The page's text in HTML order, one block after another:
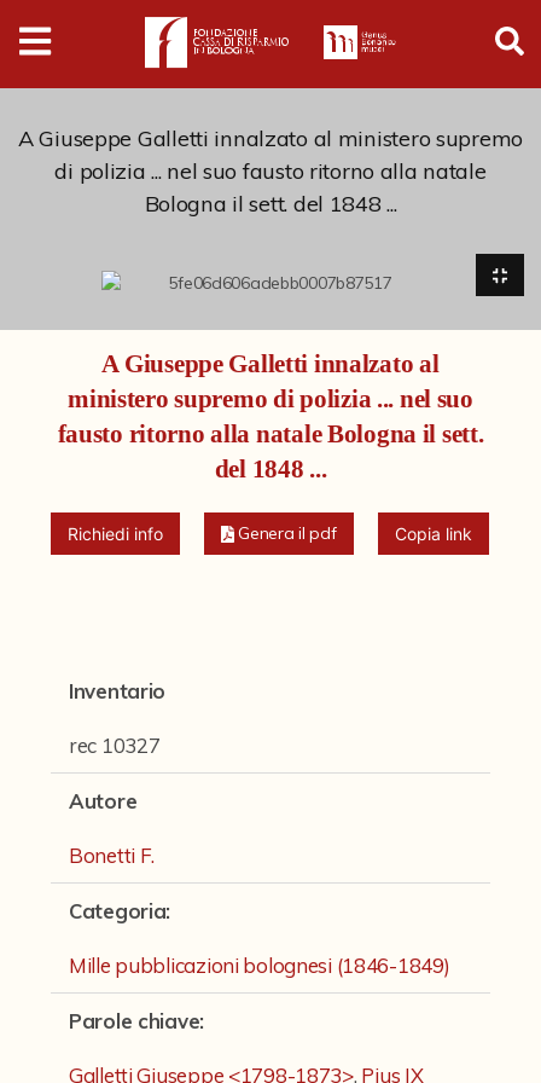
Digital
Humanities
Donazioni
Collezioni
Arti Applicate
Cataloghi storici
Collezione Matteuzzi
Fondo doc. Cinti
Fondo Alfredo Testoni
Mille pubblicazioni bolognesi (1846-1849)
Fondi Fotografici
Fotografia e Nuovi Media
Manoscritti
A Giuseppe Galletti innalzato al ministero supremo
di polizia ... nel suo fausto ritorno alla natale
Bologna il sett. del 1848 ...
A Giuseppe Galletti innalzato al
ministero supremo di polizia ... nel suo
fausto ritorno alla natale Bologna il sett.
del 1848 ...
Richiedi info Genera il pdf Copia link
Inventario
rec 10327
Autore
Bonetti F.
Categoria:
Mille pubblicazioni bolognesi (1846-1849)
Parole chiave:
Galletti Giuseppe <1798-1873>, Pius IX